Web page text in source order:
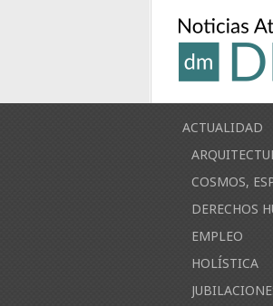
ACTUALIDAD
COSMOS,
DERECHOS
EMPLEO
HOLÍSTICA